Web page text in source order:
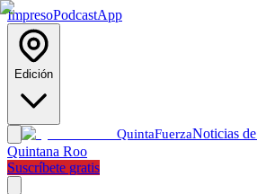
ImpresoPodcastApp
Edición
QuintaFuerzaNoticias
Quintana Roo
Suscríbete gratis